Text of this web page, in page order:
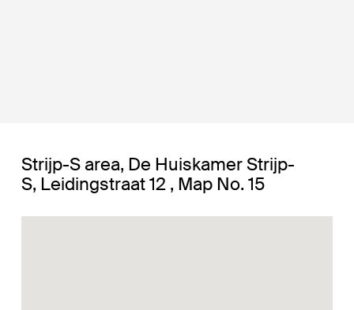
Strijp-S area, De Huiskamer Strijp-
S, Leidingstraat 12 , Map No. 15